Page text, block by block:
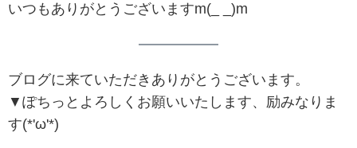
いつもありがとうございますm(_ _)m
ブログに来ていただきありがとうございます。
▼ぽちっとよろしくお願いいたします、励みなりま
す(*'ω'*)